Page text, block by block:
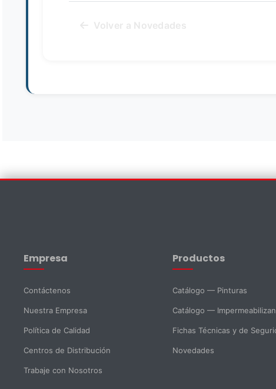
Email * Teléfono
DNI * País *
Empresa
Contáctenos
Nuestra Empresa
Política de Calidad
Centros de Distribución
Trabaje con Nosotros
Productos
Catálogo — Pinturas
Catálogo —
Fichas Técnicas y de
Novedades